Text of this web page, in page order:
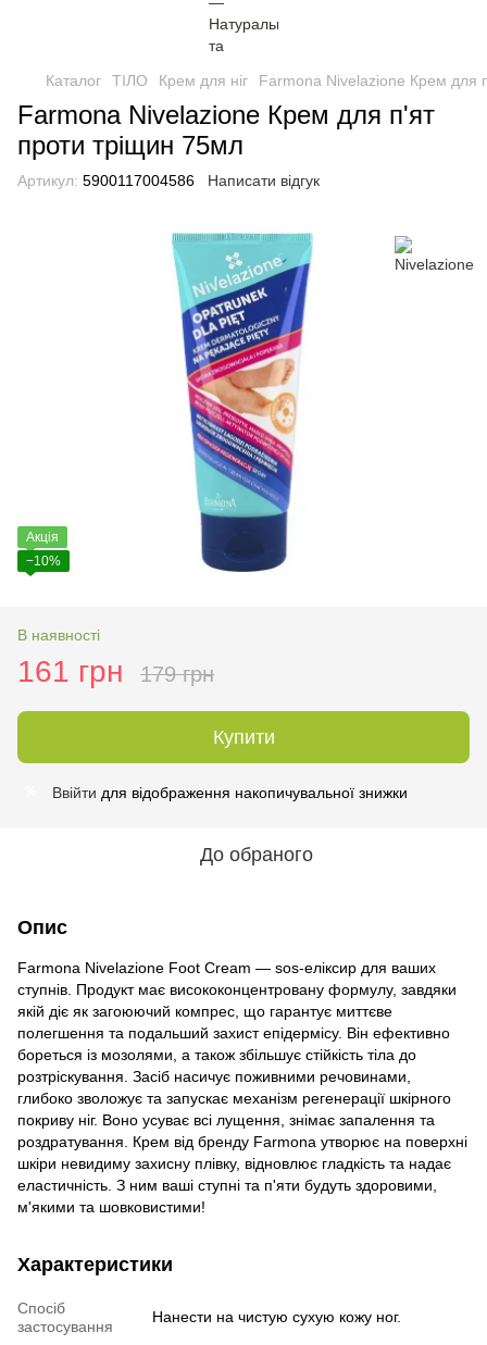
Каталог ТІЛО Крем для ніг Farmona Nivelazione Крем для
Farmona Nivelazione Крем для п'ят
проти тріщин 75мл
Артикул: 5900117004586 Написати відгук
Акція
−10%
В наявності
161 грн 179 грн
Купити
Ввійти для відображення накопичувальної знижки
До обраного
Опис
Farmona Nivelazione Foot Cream — sos-еліксир для ваших
ступнів. Продукт має висококонцентровану формулу, завдяки
якій діє як загоюючий компрес, що гарантує миттєве
полегшення та подальший захист епідермісу. Він ефективно
бореться із мозолями, а також збільшує стійкість тіла до
розтріскування. Засіб насичує поживними речовинами,
глибоко зволожує та запускає механізм регенерації шкірного
покриву ніг. Воно усуває всі лущення, знімає запалення та
роздратування. Крем від бренду Farmona утворює на поверхні
шкіри невидиму захисну плівку, відновлює гладкість та надає
еластичність. З ним ваші ступні та п'яти будуть здоровими,
м'якими та шовковистими!
Характеристики
Спосіб
застосування
Нанести на чистую сухую кожу ног.